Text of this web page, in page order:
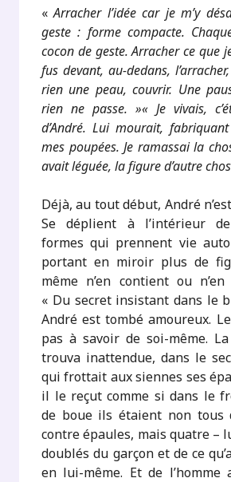
«Arracher l’idée car je m’y
geste : forme compacte.
cocon de geste. Arracher ce que
fus devant, au-dedans,
rien une peau, couvrir. Une
rien ne passe. »« Je vivais,
d’André. Lui mourait,
mes poupées. Je ramassai la
avait léguée, la figure d’autre
Déjà, au tout début, André
Se déplient à l’intérieur
formes qui prennent vie
portant en miroir plus de
même n’en contient ou n’en
« Du secret insistant dans le
André est tombé amoureux.
pas à savoir de soi-même.
trouva inattendue, dans le
qui frottait aux siennes ses
il le reçut comme si dans le
de boue ils étaient non tous
contre épaules, mais quatre –
doublés du garçon et de ce
en lui-même. Et de l’homme